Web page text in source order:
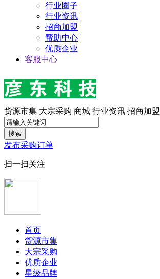
行业圈子 |
行业资讯 |
招商加盟 |
帮助中心 |
优质企业
客服中心
货源市集 大宗采购 商城 行业资讯 招商加盟
搜索
发布采购订单
扫一扫关注
首页
货源市集
大宗采购
优质企业
星级品牌